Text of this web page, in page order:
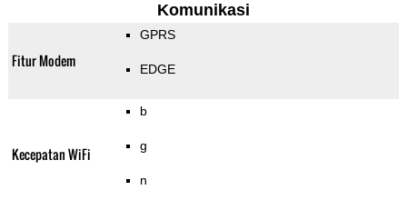
Komunikasi
Fitur Modem
GPRS
EDGE
Kecepatan WiFi
b
g
n